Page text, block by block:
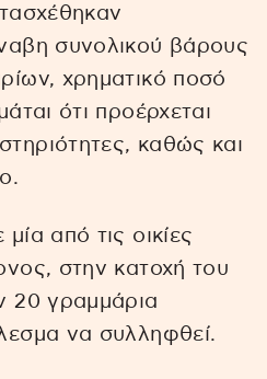
συνολικού βάρους
χρηματικό ποσό
ότι προέρχεται
καθώς και
από τις οικίες
στην κατοχή του
20 γραμμάρια
να συλληφθεί.